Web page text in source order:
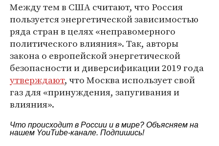
Между тем в США считают, что Россия
пользуется энергетической зависимостью
ряда стран в целях «неправомерного
политического влияния». Так, авторы
закона о европейской энергетической
безопасности и диверсификации 2019 года
утверждают, что Москва использует свой
газ для «принуждения, запугивания и
влияния».
Что происходит в России и в мире? Объясняем на
нашем YouTube-канале. Подпишись!